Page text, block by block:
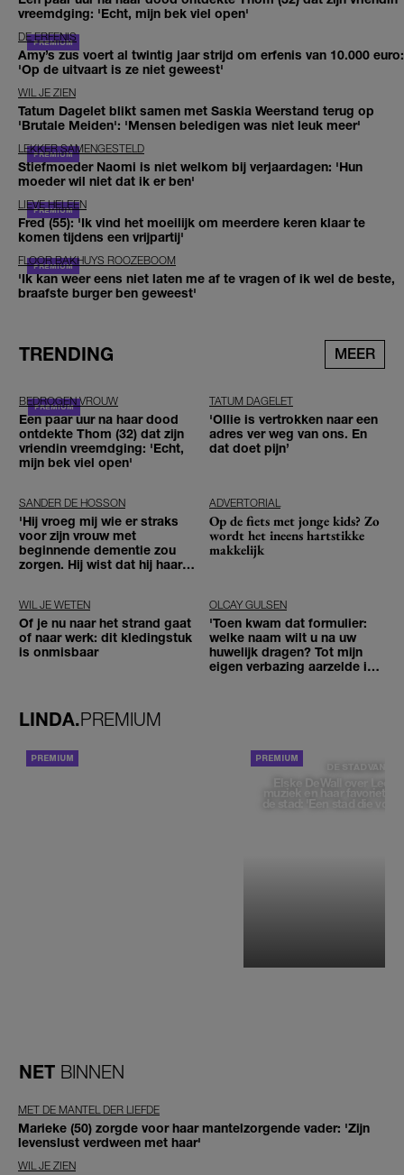
vreemdging: 'Echt, mijn bek viel open'
DE ERFENIS
Amy’s zus voert al twintig jaar strijd om erfenis van 10.000 euro:
'Op de uitvaart is ze niet geweest'
WIL JE ZIEN
Tatum Dagelet blikt samen met Saskia Weerstand terug op
'Brutale Meiden': 'Mensen beledigen was niet leuk meer'
LEKKER SAMENGESTELD
Stiefmoeder Naomi is niet welkom bij verjaardagen: 'Hun
moeder wil niet dat ik er ben'
LIEVE HELEEN
Fred (55): 'Ik vind het moeilijk om meerdere keren klaar te
komen tijdens een vrijpartij'
FLOOR BAKHUYS ROOZEBOOM
'Ik kan weer eens niet laten me af te vragen of ik wel de beste,
braafste burger ben geweest'
TRENDING MEER
BEDROGEN VROUW
Een paar uur na haar dood
ontdekte Thom (32) dat zijn
vriendin vreemdging: 'Echt,
mijn bek viel open'
TATUM DAGELET
'Ollie is vertrokken naar een
adres ver weg van ons. En
dat doet pijn’
SANDER DE HOSSON
'Hij vroeg mij wie er straks
voor zijn vrouw met
beginnende dementie zou
zorgen. Hij wist dat hij haar
ADVERTORIAL
Op de fiets met jonge kids? Zo
wordt het ineens hartstikke
makkelijk
WIL JE WETEN
Of je nu naar het strand gaat
of naar werk: dit kledingstuk
is onmisbaar
OLCAY GULSEN
'Toen kwam dat formulier:
welke naam wilt u na uw
huwelijk dragen? Tot mijn
eigen verbazing aarzelde ik
LINDA.PREMIUM
DE STAD VAN
Elske DeWall over
muziek en haar favoriete
de stad: 'Een stad die
NET BINNEN
MET DE MANTEL DER LIEFDE
Marieke (50) zorgde voor haar mantelzorgende vader: 'Zijn
levenslust verdween met haar'
WIL JE ZIEN